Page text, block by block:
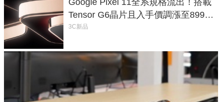
Tensor G6晶片且入手價調漲至899美
元
3C新品